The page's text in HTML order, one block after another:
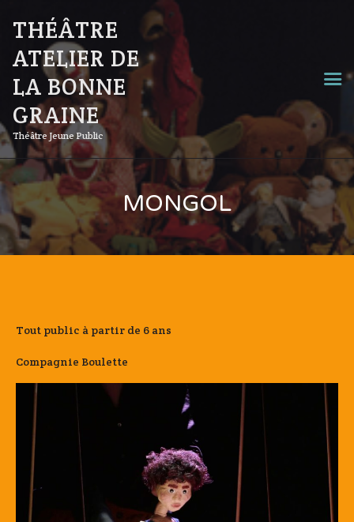
THÉÂTRE
ATELIER DE
LA BONNE
GRAINE
Théâtre Jeune Public
MONGOL
Tout public à partir de 6 ans
Compagnie Boulette